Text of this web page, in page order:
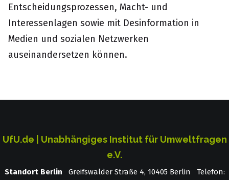
Entscheidungsprozessen, Macht- und
Interessenlagen sowie mit Desinformation in
Medien und sozialen Netzwerken
auseinandersetzen können.
UfU.de | Unabhängiges Institut für Umweltfragen
e.V.
Standort Berlin ­ Greifswalder Straße 4, 10405 Berlin Telefon: